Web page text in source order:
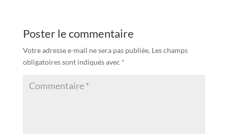
Poster le commentaire
Votre adresse e-mail ne sera pas publiée. Les champs
obligatoires sont indiqués avec *